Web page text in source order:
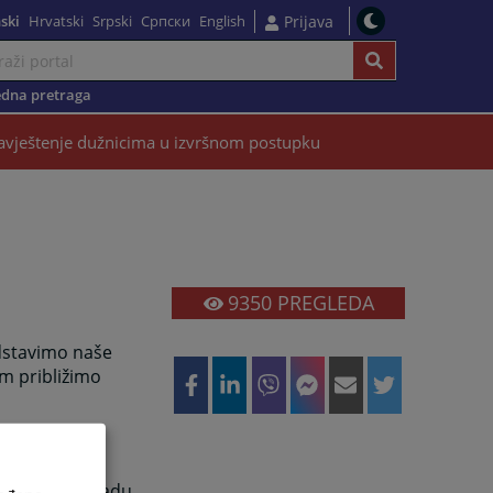
Hrvatski Srpski Српски English Prijava
pretraga
dužnicima u izvršnom postupku
naše
približimo
9350PREGLEDA